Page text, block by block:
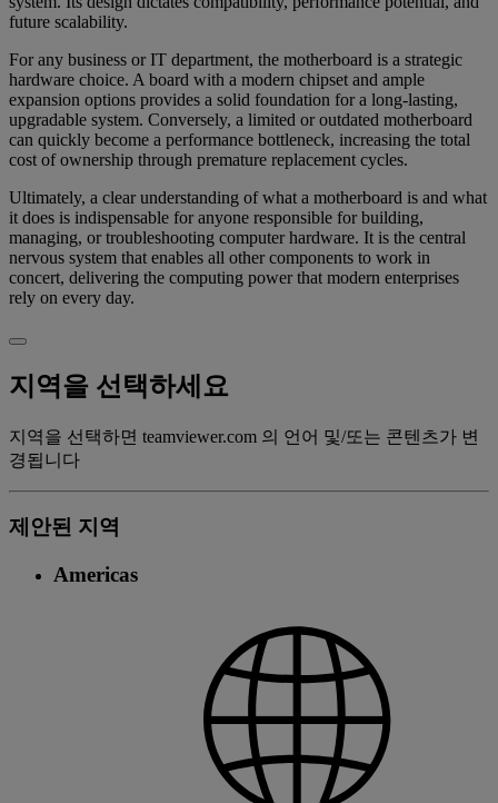
future scalability.
For any business or IT department, the motherboard is a strategic
hardware choice. A board with a modern chipset and ample
expansion options provides a solid foundation for a long-lasting,
upgradable system. Conversely, a limited or outdated motherboard
can quickly become a performance bottleneck, increasing the total
cost of ownership through premature replacement cycles.
Ultimately, a clear understanding of what a motherboard is and what
it does is indispensable for anyone responsible for building,
managing, or troubleshooting computer hardware. It is the central
nervous system that enables all other components to work in
concert, delivering the computing power that modern enterprises
rely on every day.
지역을 선택하세요
지역을 선택하면 teamviewer.com 의 언어 및/또는 콘텐츠가 변
경됩니다
제안된 지역
Americas